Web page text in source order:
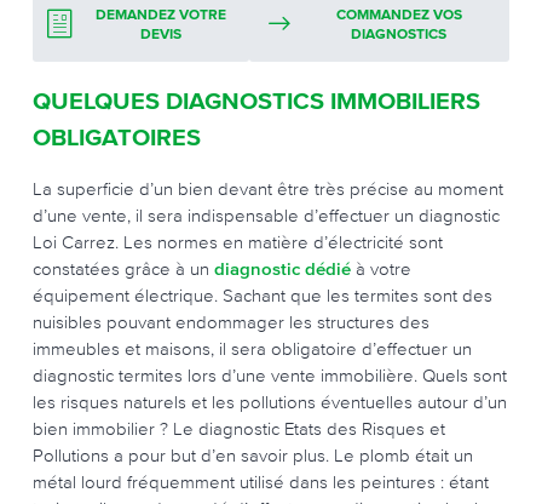
DEMANDEZ VOTRE
DEVIS
COMMANDEZ VOS
DIAGNOSTICS
QUELQUES DIAGNOSTICS IMMOBILIERS
OBLIGATOIRES
La superficie d’un bien devant être très précise au moment
d’une vente, il sera indispensable d’effectuer un diagnostic
Loi Carrez. Les normes en matière d’électricité sont
constatées grâce à un diagnostic dédié à votre
équipement électrique. Sachant que les termites sont des
nuisibles pouvant endommager les structures des
immeubles et maisons, il sera obligatoire d’effectuer un
diagnostic termites lors d’une vente immobilière. Quels sont
les risques naturels et les pollutions éventuelles autour d’un
bien immobilier ? Le diagnostic Etats des Risques et
Pollutions a pour but d’en savoir plus. Le plomb était un
métal lourd fréquemment utilisé dans les peintures : étant